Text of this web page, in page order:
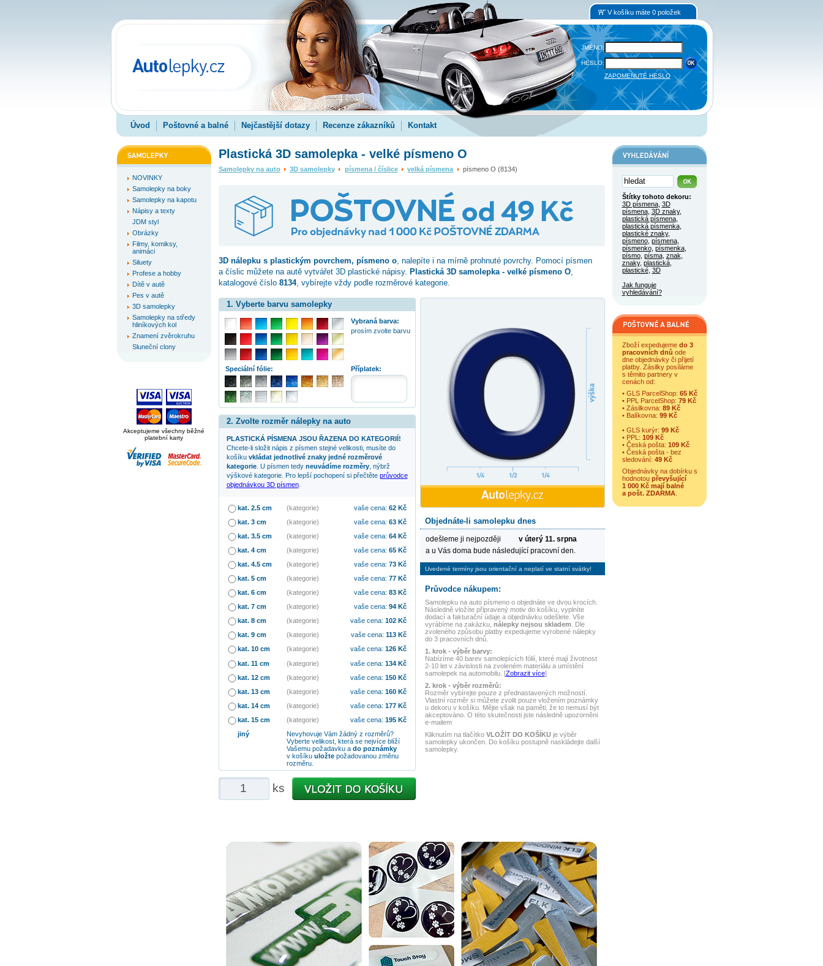
V košíku máte 0 položek
JMÉNO:
HESLO:
ZAPOMENUTÉ HESLO
Úvod Poštovné a balné Nejčastější dotazy Recenze zákazníků Kontakt
NOVINKY
Samolepky na boky
Samolepky na kapotu
Nápisy a texty
JDM styl
Obrázky
Filmy, komiksy,
animáci
Siluety
Profese a hobby
Dítě v autě
Pes v autě
3D samolepky
Samolepky na středy
hliníkových kol
Znamení zvěrokruhu
Sluneční clony
Akceptujeme všechny běžné
platební karty
Plastická 3D samolepka - velké písmeno O
Samolepky na auto 3D samolepky písmena / číslice velká písmena písmeno O (8134)
3D nálepku s plastickým povrchem, písmeno o, nalepíte i na mírně prohnuté povrchy. Pomocí písmen
a číslic můžete na autě vytvářet 3D plastické nápisy. Plastická 3D samolepka - velké písmeno O,
katalogové číslo 8134, vybírejte vždy podle rozměrové kategorie.
Objednáte-li samolepku dnes
odešleme ji nejpozději
v úterý 11. srpna
a u Vás doma bude následující pracovní den.
Uvedené termíny jsou orientační a neplatí ve statní svátky!
Průvodce nákupem:
Samolepku na auto písmeno oobjednáte ve dvou krocích.
Následně vložíte připravený motiv do košíku, vyplníte
dodací a fakturační údaje a objednávku odešlete. Vše
vyrábíme na zakázku, nálepky nejsou skladem . Dle
zvoleného způsobu platby expedujeme vyrobené nálepky
do 3 pracovních dnů.
1. krok - výběr barvy:
Nabízíme 40 barev samolepících fólií, které mají životnost
2-10 let v závislosti na zvoleném materiálu a umístění
samolepek na automobilu. [Zobrazit více]
2. krok - výběr rozměrů:
Rozměr vybírejte pouze z přednastavených možností.
Vlastní rozměr si můžete zvolit pouze vložením poznámky
u dekoru v košíku. Mějte však na paměti, že to nemusí být
akceptováno. O této skutečnosti jste následně upozorněni
e-mailem
Kliknutím na tlačítko VLOŽIT DO KOŠÍKUje výběr
samolepky ukončen. Do košíku postupně naskládejte další
samolepky.
1. Vyberte barvu samolepky
Vybraná barva:
prosím zvolte barvu
Příplatek:
Speciální fólie:
2. Zvolte rozměr nálepky na auto
PLASTICKÁ PÍSMENA JSOU ŘAZENA DO KATEGORIÍ!
Chcete-li složit nápis z písmen stejné velikosti, musíte do
košíku vkládat jednotlivé znaky jedné rozměrové
kategorie. U písmen tedy neuvádíme rozměry, nýbrž
výškové kategorie. Pro lepší pochopení si přečtěte průvodce
objednávkou 3D písmen.
kat. 2.5 cm (kategorie) vaše cena: 62Kč
kat. 3 cm
(kategorie) vaše cena: 63Kč
kat. 3.5 cm
(kategorie) vaše cena: 64Kč
kat. 4 cm
(kategorie) vaše cena: 65Kč
kat. 4.5 cm
(kategorie) vaše cena: 73Kč
kat. 5 cm
(kategorie) vaše cena: 77Kč
kat. 6 cm
(kategorie) vaše cena: 83Kč
kat. 7 cm
(kategorie) vaše cena: 94Kč
kat. 8 cm
(kategorie) vaše cena: 102Kč
kat. 9 cm
(kategorie) vaše cena: 113Kč
kat. 10 cm
(kategorie) vaše cena: 126Kč
kat. 11 cm
(kategorie) vaše cena: 134Kč
kat. 12 cm
(kategorie) vaše cena: 150Kč
kat. 13 cm
(kategorie) vaše cena: 160Kč
kat. 14 cm
(kategorie) vaše cena: 177Kč
kat. 15 cm
(kategorie) vaše cena: 195Kč
jiný
Nevyhovuje Vám žádný z rozměrů?
Vyberte velikost, která se nejvíce blíží
Vašemu požadavku a do poznámky
v košíku uložtepožadovanou změnu
rozměru.
ks
Štítky tohoto dekoru:
3D písmena, 3D
písmena, 3D znaky,
plastická písmena,
plastická písmenka,
plastické znaky,
písmeno, písmena,
písmenko, písmenka,
písmo, písma, znak
znaky, plastická,
plastické, 3D
Jak funguje
vyhledávání?
Zboží expedujeme do 3
pracovních dnů ode
dne objednávky či přijetí
platby. Zásilky posíláme
s těmito partnery v
cenách od:
• GLS ParcelShop: 65 Kč
• PPL ParcelShop: 79 Kč
• Zásilkovna: 89 Kč
• Balíkovna: 99 Kč
• GLS kurýr: 99 Kč
• PPL: 109 Kč
• Česká pošta: 109 Kč
• Česká pošta - bez
sledování: 49 Kč
Objednávky na dobírku s
hodnotou převyšující
1 000 Kč mají balné
a pošt. ZDARMA.